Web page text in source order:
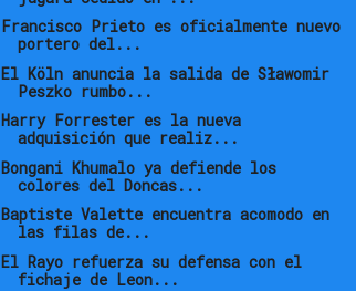
Francisco Prieto es oficialmente nuevo
portero del...
El Köln anuncia la salida de Sławomir
Peszko rumbo...
Harry Forrester es la nueva
adquisición que realiz...
Bongani Khumalo ya defiende los
colores del Doncas...
Baptiste Valette encuentra acomodo en
las filas de...
El Rayo refuerza su defensa con el
fichaje de Leon...